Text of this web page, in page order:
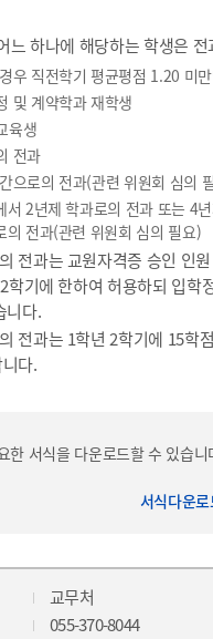
느 하나에 해당하는 학생은
우 직전학기 평균평점 1.20 미
및 계약학과 재학생
육생
전과
으로의 전과(관련 위원회 심의
서 2년제 학과로의 전과 또는 4
의 전과(관련 위원회 심의 필요)
전과는 교원자격증 승인 인
학기에 한하여 허용하되 입학
니다.
전과는 1학년 2학기에 15학
다.
한 서식을 다운로드할 수 있습니
서식다운
교무처
055-370-8044